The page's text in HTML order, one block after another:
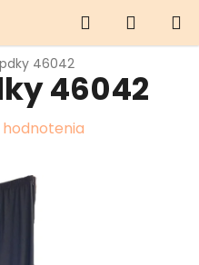
Hľadať
KOŠÍK
46042
46042